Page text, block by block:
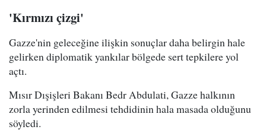
'Kırmızı çizgi'
Gazze'nin geleceğine ilişkin sonuçlar daha belirgin hale
gelirken diplomatik yankılar bölgede sert tepkilere yol
açtı.
Mısır Dışişleri Bakanı Bedr Abdulati, Gazze halkının
zorla yerinden edilmesi tehdidinin hala masada olduğunu
söyledi.